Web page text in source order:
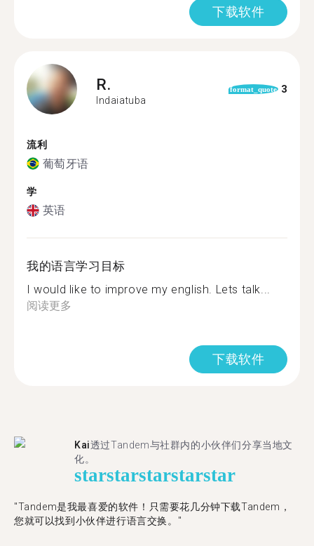
下载软件
R.
Indaiatuba
format_quote 3
流利
葡萄牙语
学
英语
我的语言学习目标
I would like to improve my english. Lets talk...
阅读更多
下载软件
Kai透过Tandem与社群内的小伙伴们分享当地文
化。
starstarstarstarstar
"Tandem是我最喜爱的软件！只需要花几分钟下载Tandem，
您就可以找到小伙伴进行语言交换。"